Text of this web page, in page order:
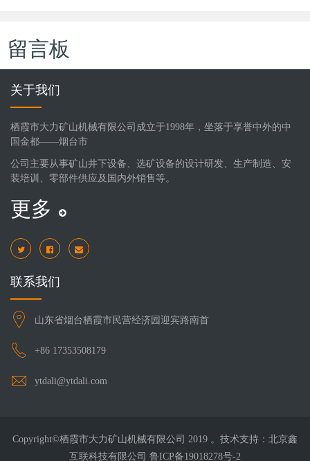
留言板
关于我们
栖霞市大力矿山机械有限公司成立于1998年，坐落于享誉中外的中
国金都——烟台市
公司主要从事矿山井下设备、选矿设备的设计研发、生产制造、安
装培训、零部件供应及国内外销售等。
更多
联系我们
山东省烟台栖霞市民营经济园迎宾路南首
+86 17353508179
ytdali@ytdali.com
Copyright©栖霞市大力矿山机械有限公司 2019 。技术支持：北京鑫
互联科技有限公司 鲁ICP备19018278号-2